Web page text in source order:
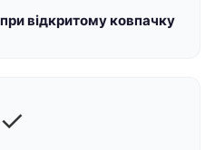
відкритому ковпачку
✓